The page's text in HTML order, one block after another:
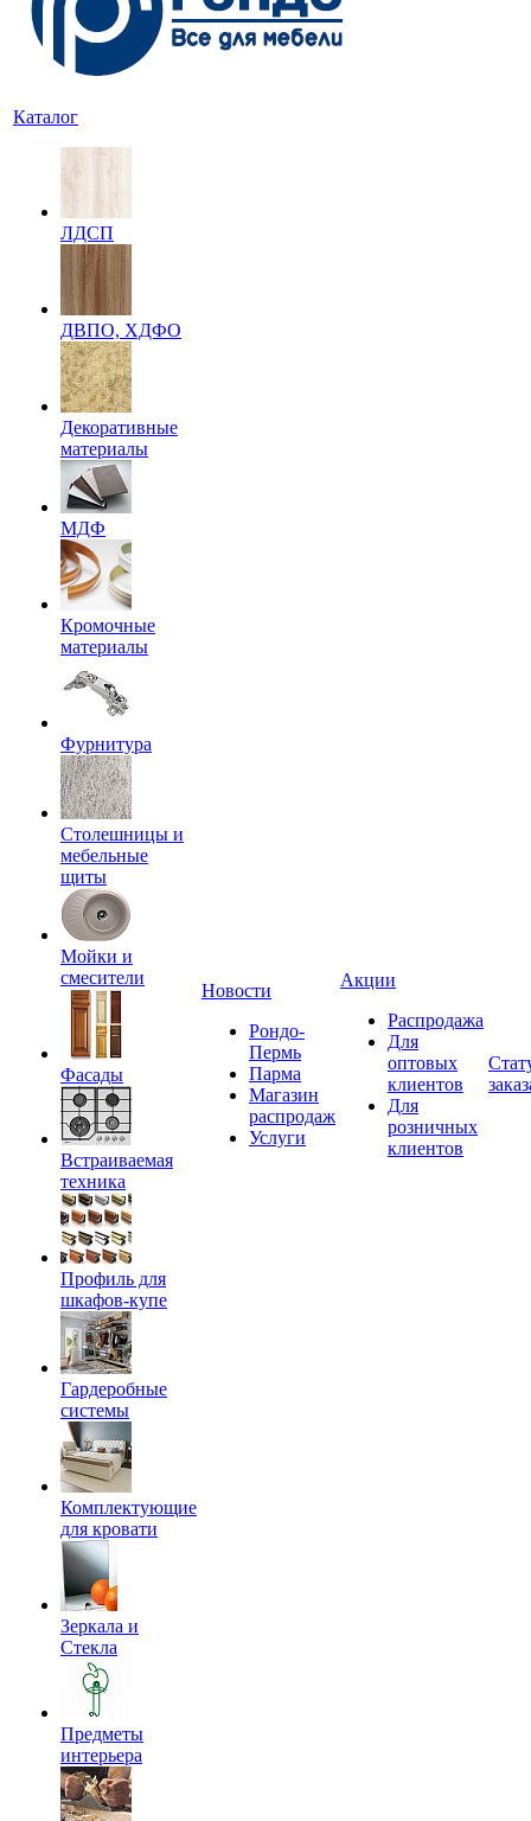
Каталог
ЛДСП
ДВПО, ХДФО
Декоративные
материалы
МДФ
Кромочные
материалы
Фурнитура
Столешницы и
мебельные
щиты
Мойки и
смесители
Фасады
Встраиваемая
техника
Профиль для
шкафов-купе
Гардеробные
системы
Комплектующие
для кровати
Зеркала и
Стекла
Предметы
интерьера
Новости
Рондо-
Пермь
Парма
Магазин
распродаж
Услуги
Акции
Распродажа
Для
оптовых
клиентов
Для
розничных
клиентов